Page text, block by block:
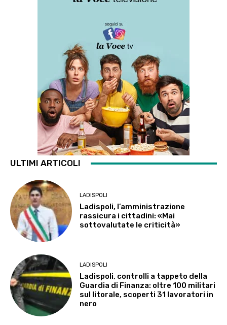
ULTIMI ARTICOLI
LADISPOLI
Ladispoli, l’amministrazione
rassicura i cittadini: «Mai
sottovalutate le criticità»
LADISPOLI
Ladispoli, controlli a tappeto della
Guardia di Finanza: oltre 100 militari
sul litorale, scoperti 31 lavoratori in
nero